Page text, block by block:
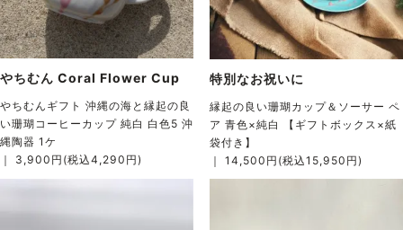
やちむん Coral Flower Cup
やちむんギフト 沖縄の海と縁起の良
い珊瑚コーヒーカップ 純白 白色5 沖
縄陶器 1ケ
｜ 3,900円(税込4,290円)
特別なお祝いに
縁起の良い珊瑚カップ＆ソーサー ペ
ア 青色×純白 【ギフトボックス×紙
袋付き】
｜ 14,500円(税込15,950円)